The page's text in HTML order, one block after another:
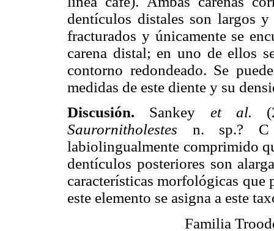
dentículos distales son largos
fracturados y únicamente se
carena distal; en uno de ellos
contorno redondeado. Se
medidas de este diente y su
Discusión. Sankey et al.
Saurornitholestes n. sp.? C
labiolingualmente comprimido
dentículos posteriores son
características morfológicas
este elemento se asigna a este
Familia